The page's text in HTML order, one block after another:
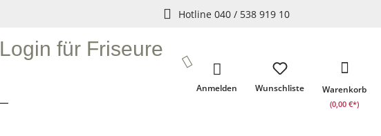
Hotline 040 / 538 919 10
Login für Friseure
Wunschliste
Anmelden Warenkorb
(0,00 €*)